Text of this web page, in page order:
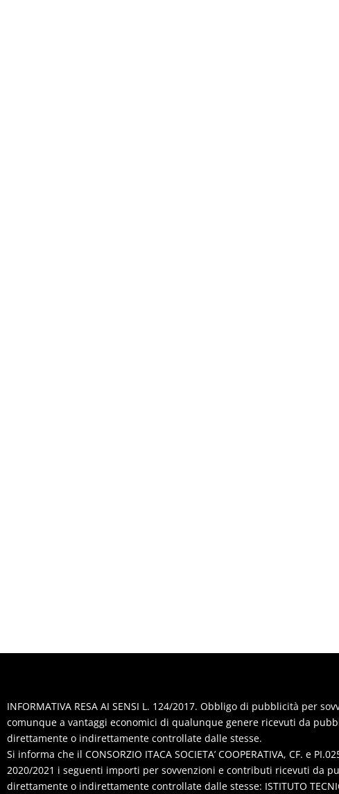
INFORMATIVA RESA AI SENSI L. 124/2017. Obbligo di pubblicità per
comunque a vantaggi economici di qualunque genere ricevuti da
direttamente o indirettamente controllate dalle stesse.
Si informa che il CONSORZIO ITACA SOCIETA’ COOPERATIVA, CF. e
2020/2021 i seguenti importi per sovvenzioni e contributi ricevuti da
direttamente o indirettamente controllate dalle stesse: ISTITUTO